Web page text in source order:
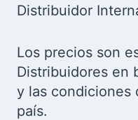
Distribuidor
Los precios son
Distribuidores en
y las condiciones
país.